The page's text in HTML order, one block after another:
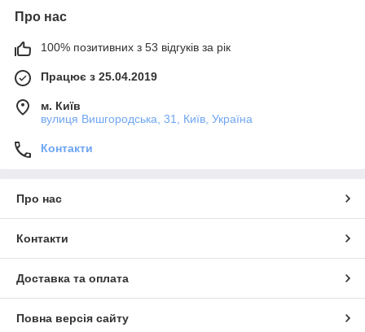
Про нас
100% позитивних з 53 відгуків за рік
Працює з 25.04.2019
м. Київ
вулиця Вишгородська, 31, Київ, Україна
Контакти
Про нас
Контакти
Доставка та оплата
Повна версія сайту